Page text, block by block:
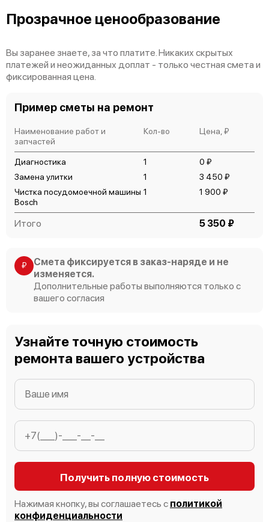
Bosch Serie 4 SMV 44GX00 R
Bosch Serie 4 SMV45IX01R
Bosch Serie 2 SPS 40E32
Bosch Serie 8 SMV 87TX01 R
Прозрачное ценообразование
Вы заранее знаете, за что платите. Никаких скрытых
платежей и неожиданных доплат - только честная смета и
фиксированная цена.
Пример сметы на ремонт
Наименование работ и
запчастей
Кол-во Цена, ₽
Диагностика 1
0 ₽
Замена улитки
1
3 450 ₽
Чистка посудомоечной машины
Bosch
1 1 900 ₽
Итого 5 350 ₽
₽
Смета фиксируется в заказ-наряде и не
изменяется.
Дополнительные работы выполняются только с
вашего согласия
Узнайте точную стоимость
ремонта вашего устройства
Получить полную стоимость
Нажимая кнопку, вы соглашаетесь с политикой
конфиденциальности